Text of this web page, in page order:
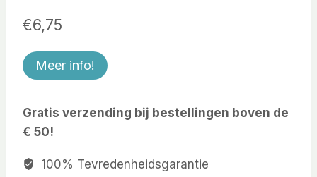
€6,75
Meer info!
Gratis verzending bij bestellingen boven de
€ 50!
100% Tevredenheidsgarantie